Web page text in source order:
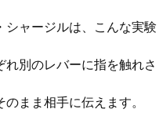
シャージルは、こんな実験
別のレバーに指を触れさ
まま相手に伝えます。